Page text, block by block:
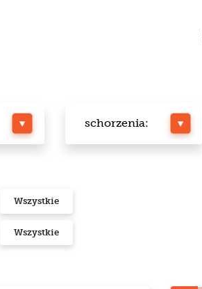
schorzenia:
Wszystkie
Wszystkie